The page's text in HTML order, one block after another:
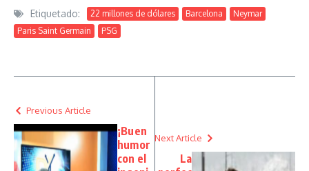
Etiquetado: 22 millones de dólares Barcelona
Neymar
Paris Saint Germain
PSG
Previous Article
¡Buen
humor
con el
Next Article
La